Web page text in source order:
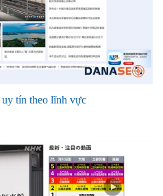
uy tín theo lĩnh vực